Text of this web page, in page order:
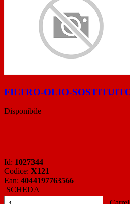
FILTRO-OLIO-
Disponibile
Id: 1027344
Codice: X121
Ean: 4044197763566
SCHEDA